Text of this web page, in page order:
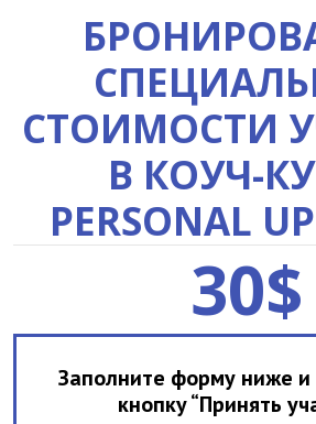
СТОИМОСТИ
В КОУЧ-
PERSONAL
30$
Заполните форму ниже
кнопку “Принять